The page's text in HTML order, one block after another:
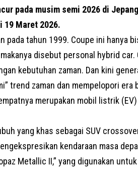
pada musim semi 2026 di
19 Maret 2026.
pada tahun 1999. Coupe ini hanya
disebut personal hybrid car.
kebutuhan zaman. Dan kini
trend zaman dan mempelopori era
merupakan mobil listrik (EV
yang khas sebagai SUV
kendaraan masa
Metallic II,” yang digunakan